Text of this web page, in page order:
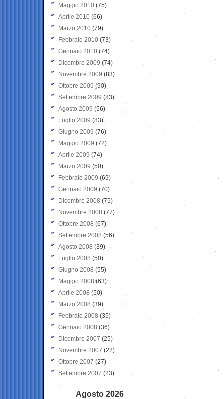
Maggio 2010 (75)
Aprile 2010 (66)
Marzo 2010 (79)
Febbraio 2010 (73)
Gennaio 2010 (74)
Dicembre 2009 (74)
Novembre 2009 (83)
Ottobre 2009 (90)
Settembre 2009 (83)
Agosto 2009 (56)
Luglio 2009 (83)
Giugno 2009 (76)
Maggio 2009 (72)
Aprile 2009 (74)
Marzo 2009 (50)
Febbraio 2009 (69)
Gennaio 2009 (70)
Dicembre 2008 (75)
Novembre 2008 (77)
Ottobre 2008 (67)
Settembre 2008 (56)
Agosto 2008 (39)
Luglio 2008 (50)
Giugno 2008 (55)
Maggio 2008(63)
Aprile 2008 (50)
Marzo 2008 (39)
Febbraio 2008 (35)
Gennaio 2008 (36)
Dicembre 2007 (25)
Novembre 2007 (22)
Ottobre 2007 (27)
Settembre 2007 (23)
Agosto 2026